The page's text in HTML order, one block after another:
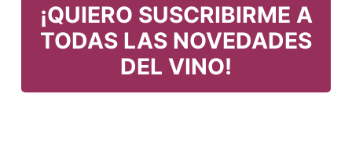
¡QUIERO SUSCRIBIRME A
TODAS LAS NOVEDADES
DEL VINO!